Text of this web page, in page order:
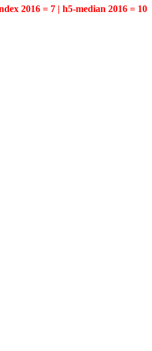
2016 = 7 | h5-median 2016 = 10